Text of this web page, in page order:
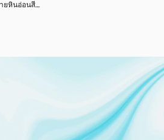
ยหินอ่อนสี…